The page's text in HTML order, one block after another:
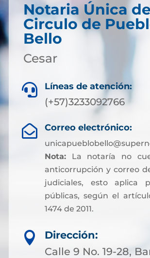
Notaria Única
Circulo de
Bello
Cesar
 Líneas de atención:
(+57)3233092766
 Correo electrónico:
Nota:La notaría no
anticorrupción y correo
judiciales, esto aplica
públicas, según el
1474 de 2011.

Dirección:
Calle 9 No. 19-28,